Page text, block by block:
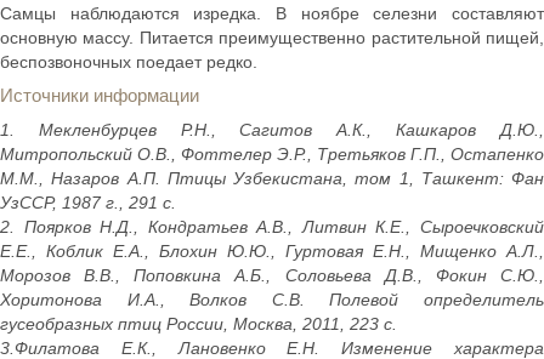
Самцы наблюдаются изредка. В ноябре селезни составляют
основную массу. Питается преимущественно растительной пищей,
беспозвоночных поедает редко.
Источники информации
1. Мекленбурцев Р.Н., Сагитов А.К., Кашкаров Д.Ю.,
Митропольский О.В., Фоттелер Э.Р., Третьяков Г.П., Остапенко
М.М., Назаров А.П. Птицы Узбекистана, том 1, Ташкент: Фан
УзССР, 1987 г., 291 с.
2. Поярков Н.Д., Кондратьев А.В., Литвин К.Е., Сыроечковский
Е.Е., Коблик Е.А., Блохин Ю.Ю., Гуртовая Е.Н., Мищенко А.Л.,
Морозов В.В., Поповкина А.Б., Соловьева Д.В., Фокин С.Ю.,
Хоритонова И.А., Волков С.В. Полевой определитель
гусеобразных птиц России, Москва, 2011, 223 с.
3.Филатова Е.К., Лановенко Е.Н. Изменение характера